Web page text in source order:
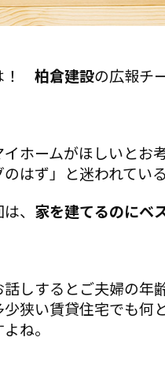
！ 柏倉建設の広報チ
イホームがほしいとお
はず」と迷われてい
、 家を建てるのにベ
しするとご夫婦の年
少狭い賃貸住宅でも何
ね。